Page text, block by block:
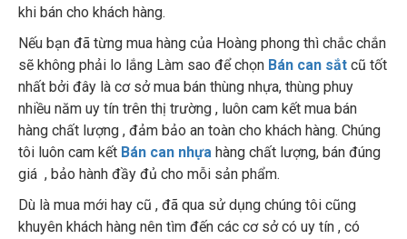
khi bán cho khách hàng.
Nếu bạn đã từng mua hàng của Hoàng phong thì chắc chắn
sẽ không phải lo lắng Làm sao để chọn Bán can sắt cũ tốt
nhất bởi đây là cơ sở mua bán thùng nhựa, thùng phuy
nhiều năm uy tín trên thị trường , luôn cam kết mua bán
hàng chất lượng , đảm bảo an toàn cho khách hàng. Chúng
tôi luôn cam kết Bán can nhựa hàng chất lượng, bán đúng
giá , bảo hành đầy đủ cho mỗi sản phẩm.
Dù là mua mới hay cũ , đã qua sử dụng chúng tôi cũng
khuyên khách hàng nên tìm đến các cơ sở có uy tín , có